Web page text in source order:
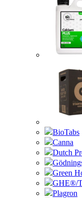
BioTabs
Canna
Dutch
Green
GHE®/
Plagron